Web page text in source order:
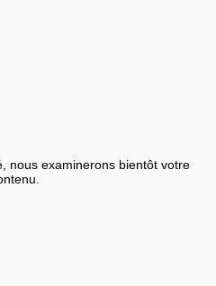
nous examinerons bientôt votre